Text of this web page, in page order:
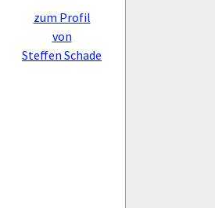
zum Profil
von
Steffen Schade